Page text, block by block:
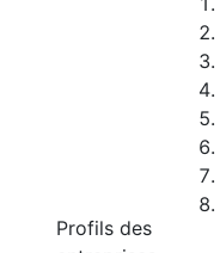
Profils des